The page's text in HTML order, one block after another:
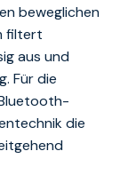
beweglichen
filtert
aus und
Für die
die